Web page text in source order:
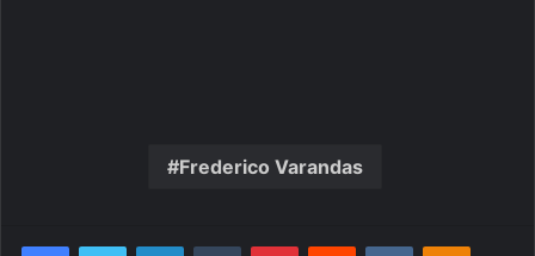
Frederico Varandas
FacebookTwitter LinkedinTumblr PinterestReddit VK OK